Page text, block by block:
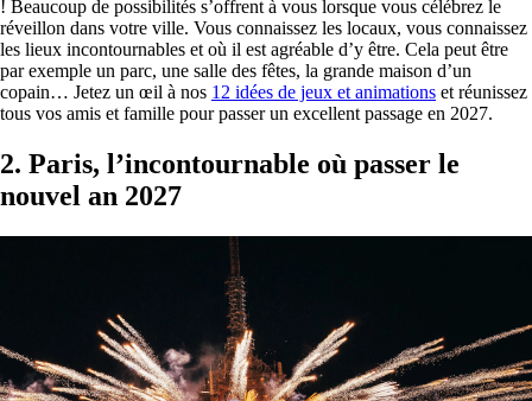
! Beaucoup de possibilités s’offrent à vous lorsque vous célébrez le
réveillon dans votre ville. Vous connaissez les locaux, vous connaissez
les lieux incontournables et où il est agréable d’y être. Cela peut être
par exemple un parc, une salle des fêtes, la grande maison d’un
copain… Jetez un œil à nos 12 idées de jeux et animations et réunissez
tous vos amis et famille pour passer un excellent passage en 2027.
2. Paris, l’incontournable où passer le
nouvel an 2027